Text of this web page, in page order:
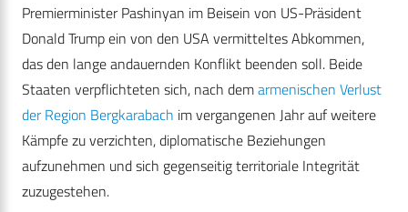
Premierminister Pashinyan im Beisein von US-Präsident
Donald Trump ein von den USA vermitteltes Abkommen,
das den lange andauernden Konflikt beenden soll. Beide
Staaten verpflichteten sich, nach demarmenischen Verlust
der Region Bergkarabach im vergangenen Jahr auf weitere
Kämpfe zu verzichten, diplomatische Beziehungen
aufzunehmen und sich gegenseitig territoriale Integrität
zuzugestehen.